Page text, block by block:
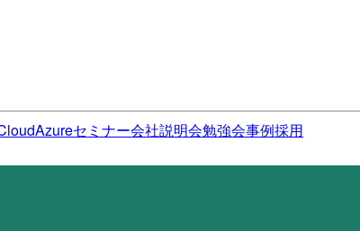
Azureセミナー会社説明会勉強会事例採用